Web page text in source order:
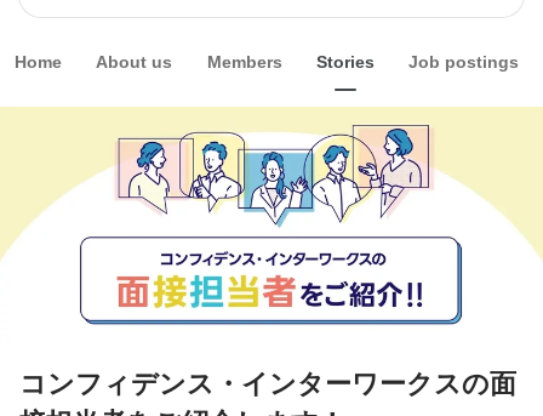
Home About us Members Stories Job postings
コンフィデンス・インターワークスの面